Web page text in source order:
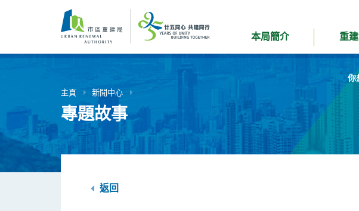
內
本局簡介 重
你
主頁 新聞中心
專題故事
返回